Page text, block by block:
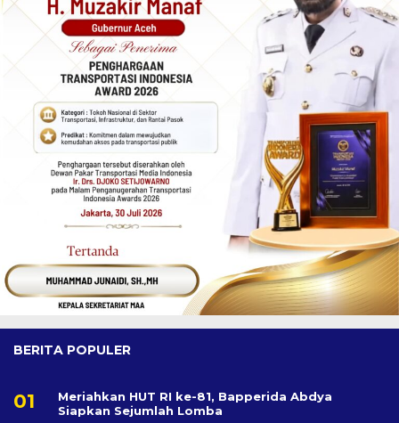
BERITA POPULER
Meriahkan HUT RI ke-81, Bapperida Abdya
Siapkan Sejumlah Lomba